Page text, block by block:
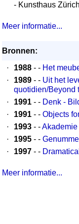
- Kunsthaus Zürich
Meer informatie...
Bronnen:
·
1988 - - Het
·
1989 - - Uit het
quotidien/Beyond
·
1991 - - Denk -
·
1991 - - Objects
·
1993 - -
·
1995 - -
·
1997 - -
Meer informatie...